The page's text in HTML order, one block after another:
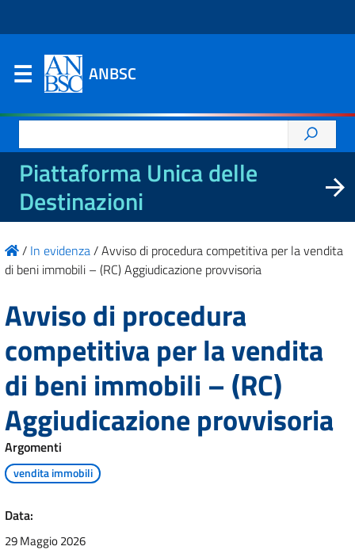
ANBSC
per:
Piattaforma Unica delle
Destinazioni
/ In evidenza/Avviso di procedura competitiva per la vendita
di beni immobili – (RC) Aggiudicazione provvisoria
Avviso di procedura
competitiva per la vendita
di beni immobili – (RC)
Aggiudicazione provvisoria
Argomenti
vendita immobili
Data:
29 Maggio 2026